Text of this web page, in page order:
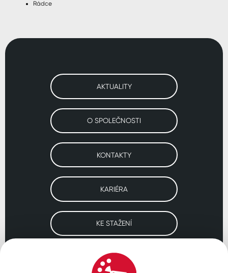
Rádce
AKTUALITY
O SPOLEČNOSTI
KONTAKTY
KARIÉRA
KE STAŽENÍ
Navštivte naše pobočky